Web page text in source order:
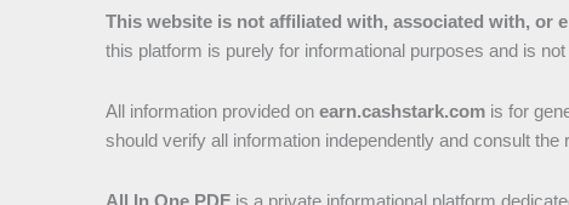
This website is not affiliated with, associated with, or
this platform is purely for informational purposes and is
All information provided on earn.cashstark.com is for
should verify all information independently and consult